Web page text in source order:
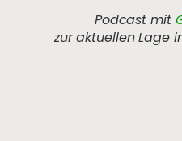
Podcast mit
zur aktuellen Lage